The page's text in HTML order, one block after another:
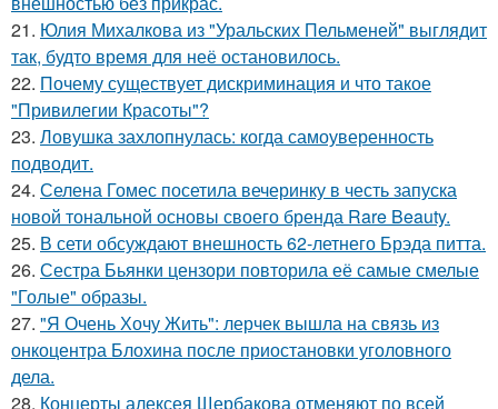
21. Юлия Михалкова из "Уральских Пельменей" выглядит
так, будто время для неё остановилось.
22. Почему существует дискриминация и что такое
"Привилегии Красоты"?
23. Ловушка захлопнулась: когда самоуверенность
подводит.
24. Селена Гомес посетила вечеринку в честь запуска
новой тональной основы своего бренда Rare Beauty.
25. В сети обсуждают внешность 62-летнего Брэда питта.
26. Сестра Бьянки цензори повторила её самые смелые
"Голые" образы.
27. "Я Очень Хочу Жить": лерчек вышла на связь из
онкоцентра Блохина после приостановки уголовного
дела.
28. Концерты алексея Щербакова отменяют по всей